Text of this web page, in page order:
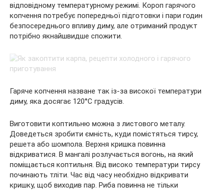
відповідному температурному режимі. Короп гарячого
копчення потребує попередньої підготовки і пари годин
безпосереднього впливу диму, але отриманий продукт
потрібно якнайшвидше спожити.
Гаряче копчення назване так із-за високої температури
диму, яка досягає 120°C градусів.
Виготовити коптильню можна з листового металу.
Доведеться зробити ємність, куди помістяться тирсу,
решета або шомпола. Верхня кришка повинна
відкриватися. В мангалі розлучається вогонь, на який
поміщається коптильня. Від високо температури тирсу
починають тліти. Час від часу необхідно відкривати
кришку, щоб виходив пар. Риба повинна не тільки